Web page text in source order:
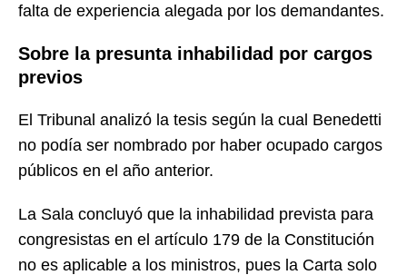
falta de experiencia alegada por los demandantes.
Sobre la presunta inhabilidad por cargos
previos
El Tribunal analizó la tesis según la cual Benedetti
no podía ser nombrado por haber ocupado cargos
públicos en el año anterior.
La Sala concluyó que la inhabilidad prevista para
congresistas en el artículo 179 de la Constitución
no es aplicable a los ministros, pues la Carta solo